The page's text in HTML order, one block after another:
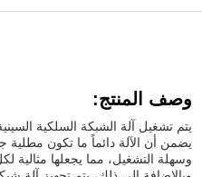
وصف المنتج:
وسهلة التشغيل، مما يجعلها مثالية